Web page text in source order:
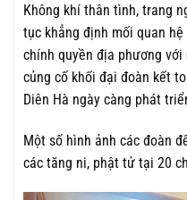
Không khí thân tình, trang
tục khẳng định mối quan
chính quyền địa phương
củng cố khối đại đoàn kết
Diên Hà ngày càng phát
Một số hình ảnh các đoàn
các tăng ni, phật tử tại 20